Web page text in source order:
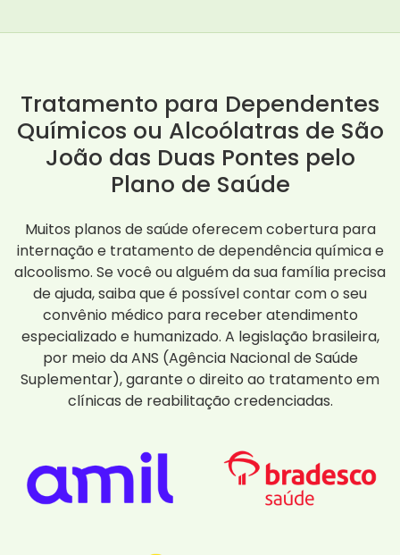
Tratamento para Dependentes
Químicos ou Alcoólatras de São
João das Duas Pontes pelo
Plano de Saúde
Muitos planos de saúde oferecem cobertura para
internação e tratamento de dependência química e
alcoolismo. Se você ou alguém da sua família precisa
de ajuda, saiba que é possível contar com o seu
convênio médico para receber atendimento
especializado e humanizado. A legislação brasileira,
por meio da ANS (Agência Nacional de Saúde
Suplementar), garante o direito ao tratamento em
clínicas de reabilitação credenciadas.